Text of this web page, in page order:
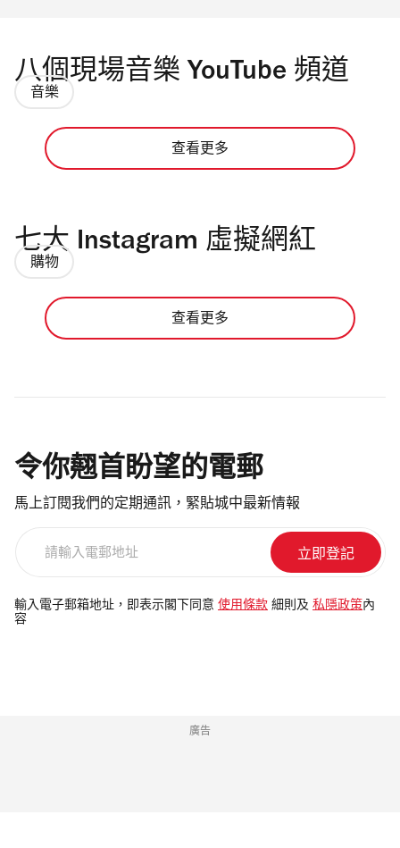
八個現場音樂 YouTube 頻道
音樂
查看更多
七大 Instagram 虛擬網紅
購物
查看更多
令你翹首盼望的電郵
馬上訂閱我們的定期通訊，緊貼城中最新情報
電
郵
輸入電子郵箱地址，即表示閣下同意 使用條款 細則及 私隱政策 內
容
廣告